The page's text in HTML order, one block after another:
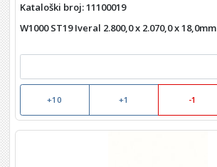
Kataloški broj: 11100019
W1000 ST19 Iveral 2.800,0 x 2.070,0 x 18,0mm
+10 +1 -1